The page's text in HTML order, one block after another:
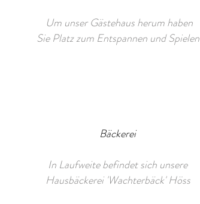
Um unser Gästehaus herum haben
Sie Platz zum Entspannen und Spielen
Bäckerei
In Laufweite befindet sich unsere
Hausbäckerei 'Wachterbäck' Höss